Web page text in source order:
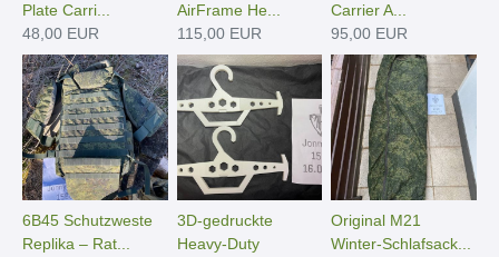
Plate Carri...
48,00 EUR
AirFrame He...
115,00 EUR
Carrier A...
95,00 EUR
6B45 Schutzweste
Replika – Rat...
3D-gedruckte
Heavy-Duty
Original M21
Winter-Schlafsack...